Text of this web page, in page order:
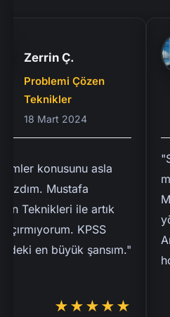
Zerrin Ç.
Problemi Çözen
Teknikler
18 Mart 2024
konusunu asla
Mustafa
Teknikleri ile artık
KPSS
en büyük şansım."
★★★★★